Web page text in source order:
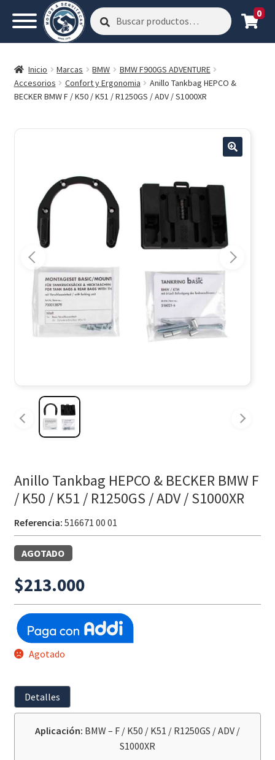
Buscar
por:
Buscar 0
Inicio Marcas BMW
BMW F900GS ADVENTURE
Accesorios
Confort y Ergonomia
Anillo Tankbag HEPCO &
BECKER BMW F / K50 / K51 / R1250GS / ADV / S1000XR
Anillo Tankbag HEPCO & BECKER BMW F
/ K50 / K51 / R1250GS / ADV / S1000XR
Referencia: 516671 00 01
AGOTADO
$213.000
Agotado
Detalles
Aplicación: BMW – F / K50 / K51 / R1250GS / ADV /
S1000XR